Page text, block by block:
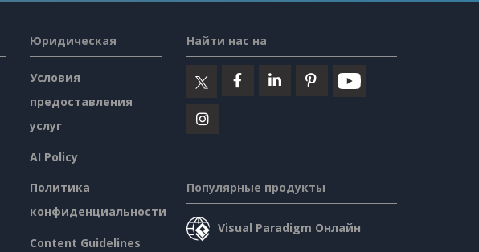
Юридическая
Условия
предоставления
услуг
AI Policy
Политика
конфиденциальности
Content Guidelines
Найти нас на
Популярные продукты
Visual Paradigm Онлайн